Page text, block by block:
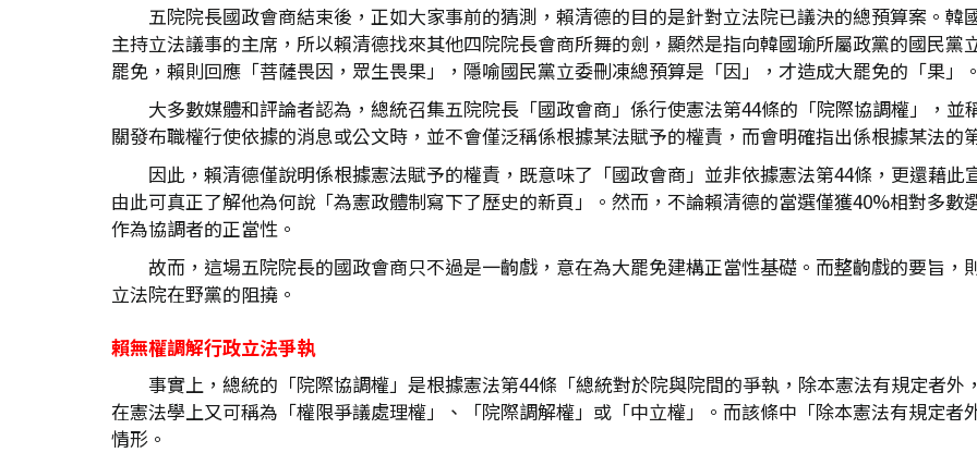
五院院長國政會商結束後，正如大家事前的猜測，賴清德的目的是針對立法院已議決的總預算案。
主持立法議事的主席，所以賴清德找來其他四院院長會商所舞的劍，顯然是指向韓國瑜所屬政黨的國民
罷免，賴則回應「菩薩畏因，眾生畏果」，隱喻國民黨立委刪凍總預算是「因」，才造成大罷免的「果」
大多數媒體和評論者認為，總統召集五院院長「國政會商」係行使憲法第44條的「院際協調權」，
關發布職權行使依據的消息或公文時，並不會僅泛稱係根據某法賦予的權責，而會明確指出係根據某法
因此，賴清德僅說明係根據憲法賦予的權責，既意味了「國政會商」並非依據憲法第44條，更還藉
由此可真正了解他為何說「為憲政體制寫下了歷史的新頁」。然而，不論賴清德的當選僅獲40%相對多
作為協調者的正當性。
故而，這場五院院長的國政會商只不過是一齣戲，意在為大罷免建構正當性基礎。而整齣戲的要旨
立法院在野黨的阻撓。
賴無權調解行政立法爭執
事實上，總統的「院際協調權」是根據憲法第44條「總統對於院與院間的爭執，除本憲法有規定者
在憲法學上又可稱為「權限爭議處理權」、「院際調解權」或「中立權」。而該條中「除本憲法有規定
情形。